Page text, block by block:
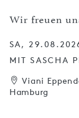
Wir freuen
SA,
MIT SASCHA
Viani
Hamburg